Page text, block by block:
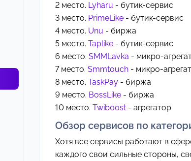
2 место. Lyharu - бутик-сервис
3 место. PrimeLike - бутик-сервис
4 место. Unu - биржа
5 место. Taplike - бутик-сервис
6 место. SMMLavka - микро-
7 место. Smmtouch - микро-
8 место. TaskPay - биржа
9 место. BossLike - биржа
10 место. Twiboost - агрегатор
Обзор сервисов по
Хотя все сервисы работают в
каждого свои сильные стороны,